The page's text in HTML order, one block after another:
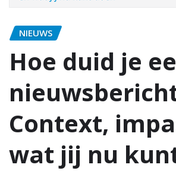
NIEUWS
Hoe duid je
Context,
wat jij nu